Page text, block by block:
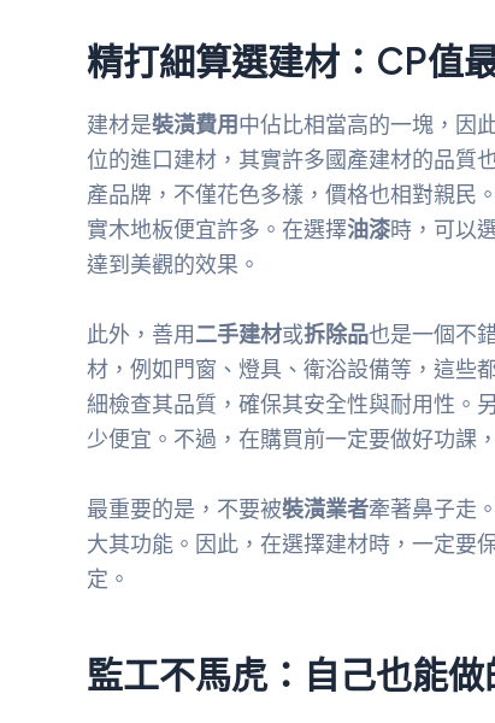
精打細算選建材：CP值
建材是裝潢費用中佔比相當高的一塊，因
位的進口建材，其實許多國產建材的品質
產品牌，不僅花色多樣，價格也相對親民
實木地板便宜許多。在選擇油漆時，可以
達到美觀的效果。
此外，善用二手建材或拆除品也是一個不
材，例如門窗、燈具、衛浴設備等，這些
細檢查其品質，確保其安全性與耐用性。
少便宜。不過，在購買前一定要做好功課
最重要的是，不要被裝潢業者牽著鼻子走
大其功能。因此，在選擇建材時，一定要
定。
監工不馬虎：自己也能做